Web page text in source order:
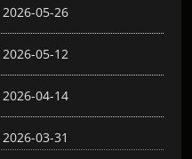
2026-05-26
2026-05-12
2026-04-14
2026-03-31